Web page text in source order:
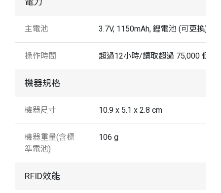
主電池 3.7V, 1150mAh, 鋰電池 (可更換)
操作時間 超過12小時/讀取超過 75,000 個標
機器規格
機器尺寸 10.9 x 5.1 x 2.8 cm
機器重量(含標
準電池)
106 g
RFID效能